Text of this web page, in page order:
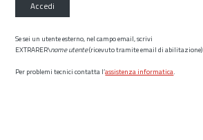
Accedi
Se sei un utente esterno, nel campo email, scrivi
EXTRARER\nome utente(ricevuto tramite email di abilitazione)
Per problemi tecnici contatta l’assistenza informatica.